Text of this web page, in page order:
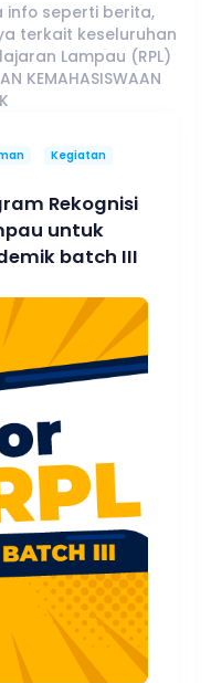
info seperti berita,
terkait keseluruhan
Lampau (RPL)
KEMAHASISWAAN
Kegiatan
Rekognisi
untuk
batch III